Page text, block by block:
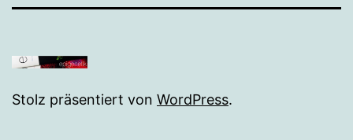
Stolz präsentiert von WordPress.